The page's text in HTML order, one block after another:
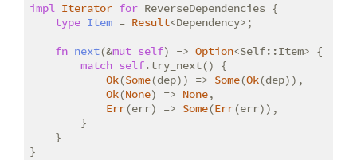
impl Iterator for ReverseDependencies {
type Item = Result<Dependency>;
fn next(&mut self) -> Option<Self::Item> {
match self.try_next() {
Ok(Some(dep)) => Some(Ok(dep)),
Ok(None) => None,
Err(err) => Some(Err(err)),
        }
    }
}